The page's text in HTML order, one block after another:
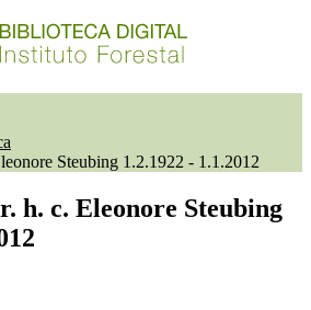
Steubing 1.2.1922 - 1.1.2012
h. c. Eleonore Steubing